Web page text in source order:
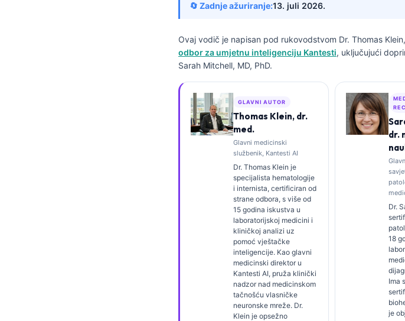
🔄 Zadnje ažuriranje:13. juli 2026.
Ovaj vodič je napisan pod rukovodstvom Dr. Thomas
odbor za umjetnu inteligenciju Kantesti, uključujući
Sarah Mitchell, MD, PhD.
GLAVNI AUTOR
Thomas Klein, dr.
med.
Glavni medicinski
službenik, Kantesti AI
Dr. Thomas Klein je
specijalista hematologije
i internista, certificiran od
strane odbora, s više od
15 godina iskustva u
laboratorijskoj medicini i
kliničkoj analizi uz
pomoć vještačke
inteligencije. Kao glavni
medicinski direktor u
Kantesti AI, pruža klinički
nadzor nad medicinskom
tačnošću vlasničke
neuronske mreže. Dr.
Klein je opsežno
dr.
Dr.
18
Ima
je